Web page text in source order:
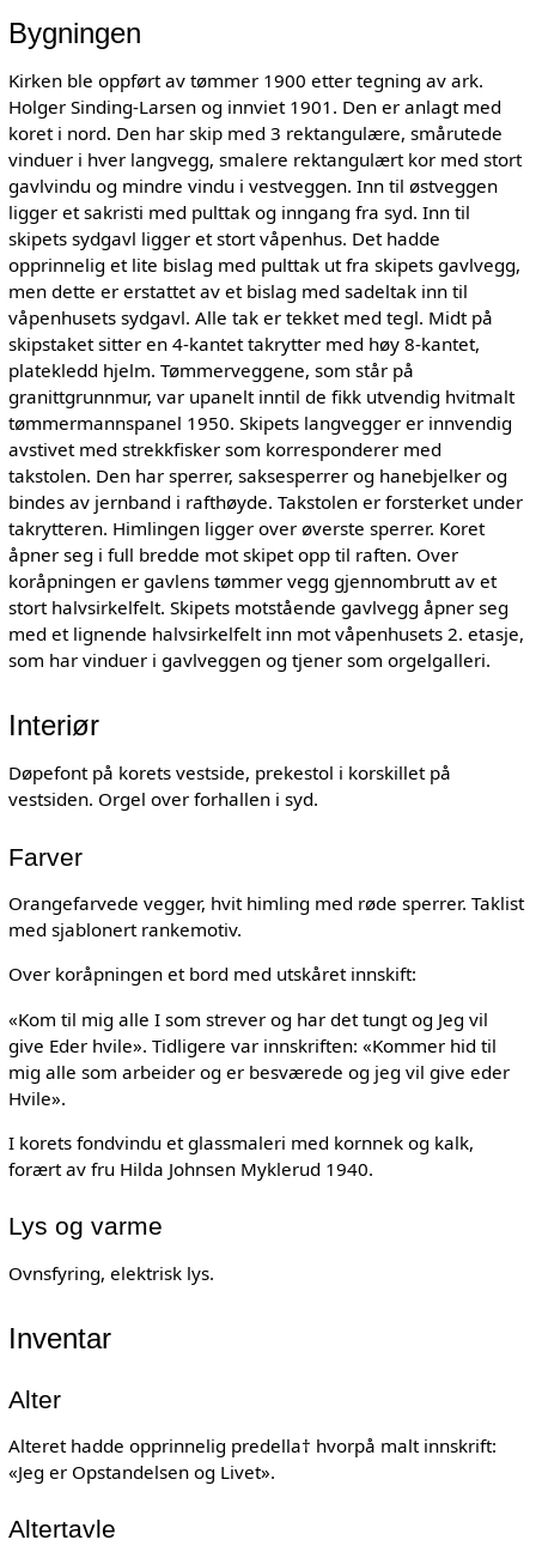
Bygningen
Kirken ble oppført av tømmer 1900 etter tegning av ark.
Holger Sinding-Larsen og innviet 1901. Den er anlagt med
koret i nord. Den har skip med 3 rektangulære, smårutede
vinduer i hver langvegg, smalere rektangulært kor med stort
gavlvindu og mindre vindu i vestveggen. Inn til østveggen
ligger et sakristi med pulttak og inngang fra syd. Inn til
skipets sydgavl ligger et stort våpenhus. Det hadde
opprinnelig et lite bislag med pulttak ut fra skipets gavlvegg,
men dette er erstattet av et bislag med sadeltak inn til
våpenhusets sydgavl. Alle tak er tekket med tegl. Midt på
skipstaket sitter en 4-kantet takrytter med høy 8-kantet,
platekledd hjelm. Tømmerveggene, som står på
granittgrunnmur, var upanelt inntil de fikk utvendig hvitmalt
tømmermannspanel 1950. Skipets langvegger er innvendig
avstivet med strekkfisker som korresponderer med
takstolen. Den har sperrer, saksesperrer og hanebjelker og
bindes av jernband i rafthøyde. Takstolen er forsterket under
takrytteren. Himlingen ligger over øverste sperrer. Koret
åpner seg i full bredde mot skipet opp til raften. Over
koråpningen er gavlens tømmer vegg gjennombrutt av et
stort halvsirkelfelt. Skipets motstående gavlvegg åpner seg
med et lignende halvsirkelfelt inn mot våpenhusets 2. etasje,
som har vinduer i gavlveggen og tjener som orgelgalleri.
Interiør
Døpefont på korets vestside, prekestol i korskillet på
vestsiden. Orgel over forhallen i syd.
Farver
Orangefarvede vegger, hvit himling med røde sperrer. Taklist
med sjablonert rankemotiv.
Over koråpningen et bord med utskåret innskift:
«Kom til mig alle I som strever og har det tungt og Jeg vil
give Eder hvile». Tidligere var innskriften: «Kommer hid til
mig alle som arbeider og er besværede og jeg vil give eder
Hvile».
I korets fondvindu et glassmaleri med kornnek og kalk,
forært av fru Hilda Johnsen Myklerud 1940.
Lys og varme
Ovnsfyring, elektrisk lys.
Inventar
Alter
Alteret hadde opprinnelig predella† hvorpå malt innskrift:
«Jeg er Opstandelsen og Livet».
Altertavle